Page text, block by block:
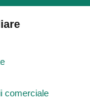
comerciale